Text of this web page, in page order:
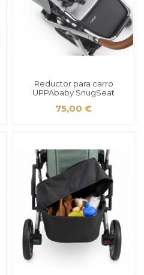
Reductor para carro
UPPAbaby SnugSeat
75,00 €